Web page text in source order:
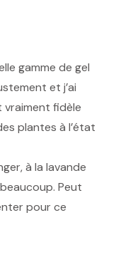
gamme de gel
et j’ai
vraiment fidèle
plantes à l’état
à la lavande
Peut
pour ce